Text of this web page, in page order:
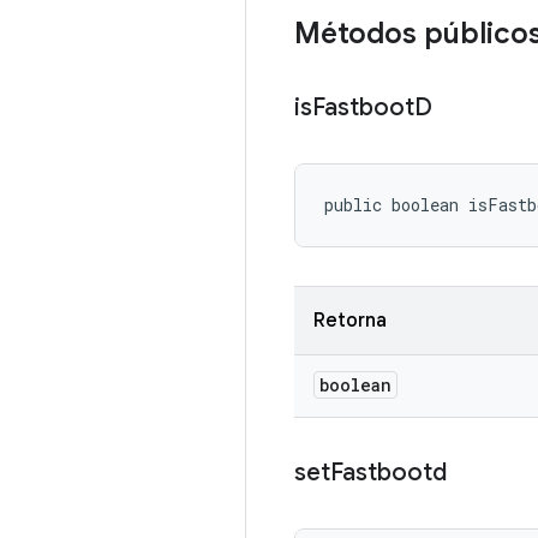
Métodos
isFastbootD
public boolean
Retorna
boolean
setFastbootd